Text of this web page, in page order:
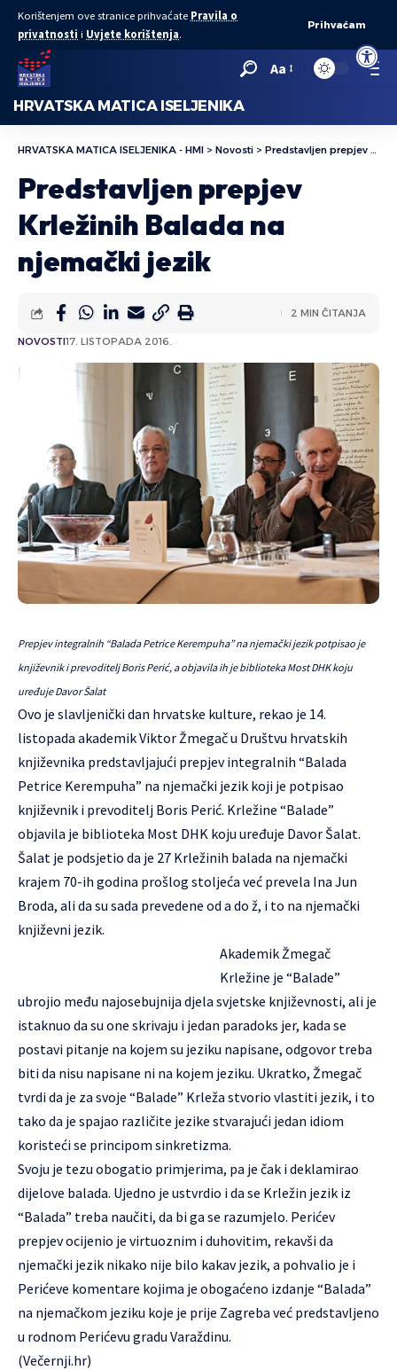
Open
Korištenjem ove stranice prihvaćate Pravila o
privatnosti i Uvjete korištenja.
Prihvaćam
Aa
HRVATSKA MATICA ISELJENIKA
HRVATSKA MATICA ISELJENIKA - HMI > Novosti > Predstavljen prepjev Krležinih Balada na njemački jezik
Predstavljen prepjev
Krležinih Balada na
njemački jezik
NOVOSTI17. LISTOPADA 2016.
2 MIN ČITANJA
Prepjev integralnih “Balada Petrice Kerempuha” na njemački jezik potpisao je
književnik i prevoditelj Boris Perić, a objavila ih je biblioteka Most DHK koju
uređuje Davor Šalat
Ovo je slavljenički dan hrvatske kulture, rekao je 14.
listopada akademik Viktor Žmegač u Društvu hrvatskih
književnika predstavljajući prepjev integralnih “Balada
Petrice Kerempuha” na njemački jezik koji je potpisao
književnik i prevoditelj Boris Perić. Krležine “Balade”
objavila je biblioteka Most DHK koju uređuje Davor Šalat.
Šalat je podsjetio da je 27 Krležinih balada na njemački
krajem 70-ih godina prošlog stoljeća već prevela Ina Jun
Broda, ali da su sada prevedene od a do ž, i to na njemački
književni jezik.
Akademik Žmegač
Krležine je “Balade”
ubrojio među najosebujnija djela svjetske književnosti, ali je
istaknuo da su one skrivaju i jedan paradoks jer, kada se
postavi pitanje na kojem su jeziku napisane, odgovor treba
biti da nisu napisane ni na kojem jeziku. Ukratko, Žmegač
tvrdi da je za svoje “Balade” Krleža stvorio vlastiti jezik, i to
tako da je spajao različite jezike stvarajući jedan idiom
koristeći se principom sinkretizma.
Svoju je tezu obogatio primjerima, pa je čak i deklamirao
dijelove balada. Ujedno je ustvrdio i da se Krležin jezik iz
“Balada” treba naučiti, da bi ga se razumjelo. Perićev
prepjev ocijenio je virtuoznim i duhovitim, rekavši da
njemački jezik nikako nije bilo kakav jezik, a pohvalio je i
Perićeve komentare kojima je obogaćeno izdanje “Balada”
na njemačkom jeziku koje je prije Zagreba već predstavljeno
u rodnom Perićevu gradu Varaždinu.
(Večernji.hr)